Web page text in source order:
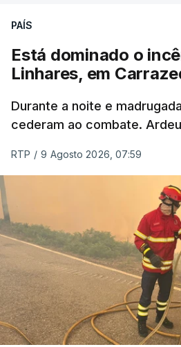
ESTE CONTEÚDO ESTÁ
PAÍS
Está dominado o
Linhares, em
Durante a noite e
cederam ao combate.
RTP / 9 Agosto 2026, 07:59